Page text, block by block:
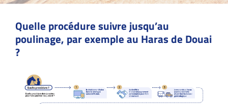
Quelle procédure suivre jusqu’au
poulinage, par exemple au Haras de Douai
?